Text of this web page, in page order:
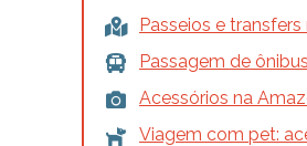
Passeios e transfers
Passagem de
Acessórios na
Viagem com pet: